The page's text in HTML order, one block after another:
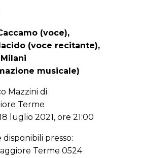
(voce),
(voce recitante),
musicale)
Mazzini di
Terme
luglio 2021, ore 21:00
presso:
Terme 0524